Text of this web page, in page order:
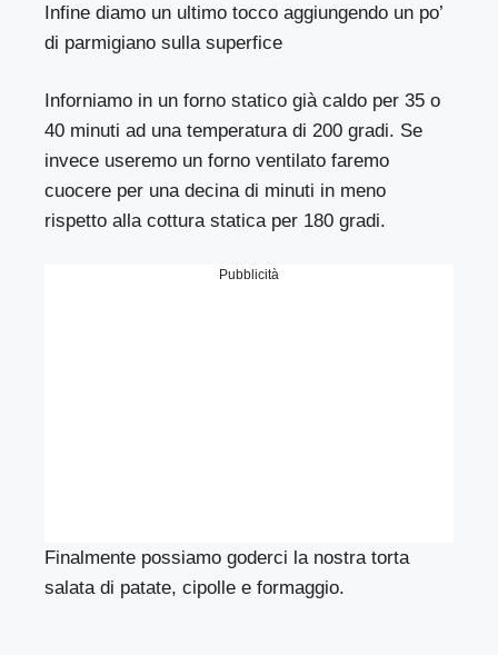
Infine diamo un ultimo tocco aggiungendo un po’
di parmigiano sulla superfice
Inforniamo in un forno statico già caldo per 35 o
40 minuti ad una temperatura di 200 gradi. Se
invece useremo un forno ventilato faremo
cuocere per una decina di minuti in meno
rispetto alla cottura statica per 180 gradi.
Pubblicità
Finalmente possiamo goderci la nostra torta
salata di patate, cipolle e formaggio.